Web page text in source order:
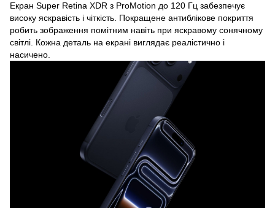
Екран Super Retina XDR з ProMotion до 120 Гц забезпечує
високу яскравість і чіткість. Покращене антиблікове покриття
робить зображення помітним навіть при яскравому сонячному
світлі. Кожна деталь на екрані виглядає реалістично і
насичено.